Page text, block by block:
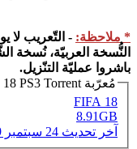
* ملاحظة: - التّعريب لا
النُّسخة العربيّة، نُسخة
باشروا عمليّة التنّزيل.
مُعرّبة FIFA 18 PS3 Torrent
FIFA 18
8.91GB
آخر تحديث 24 سبتمبر 2019